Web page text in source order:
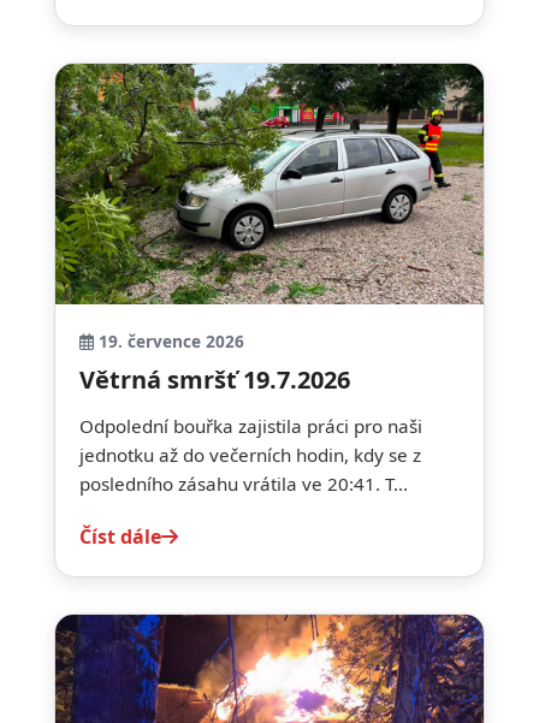
19. července 2026
Větrná smršť 19.7.2026
Odpolední bouřka zajistila práci pro naši
jednotku až do večerních hodin, kdy se z
posledního zásahu vrátila ve 20:41. T...
Číst dále